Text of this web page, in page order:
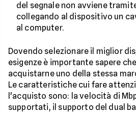
del segnale non avviene
collegando al dispositivo un
al computer.
Dovendo selezionare il miglior
esigenze è importante sapere
acquistarne uno della stessa
Le caratteristiche cui fare
l'acquisto sono: la velocità di
supportati, il supporto del dual